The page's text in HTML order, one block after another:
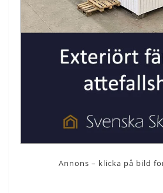
Annons – klicka på bild